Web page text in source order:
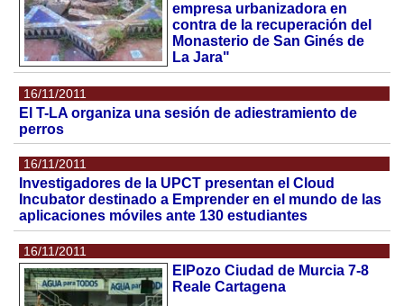
empresa urbanizadora en
contra de la recuperación del
Monasterio de San Ginés de
La Jara"
16/11/2011
El T-LA organiza una sesión de adiestramiento de
perros
16/11/2011
Investigadores de la UPCT presentan el Cloud
Incubator destinado a Emprender en el mundo de las
aplicaciones móviles ante 130 estudiantes
16/11/2011
ElPozo Ciudad de Murcia 7-8
Reale Cartagena